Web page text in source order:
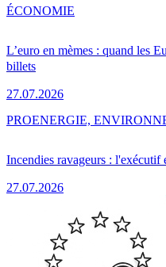
L’euro en mèmes : quand les
billets
27.07.2026
ÉCONOMIE
Incendies ravageurs : l'exécutif
27.07.2026
PROENERGIE,